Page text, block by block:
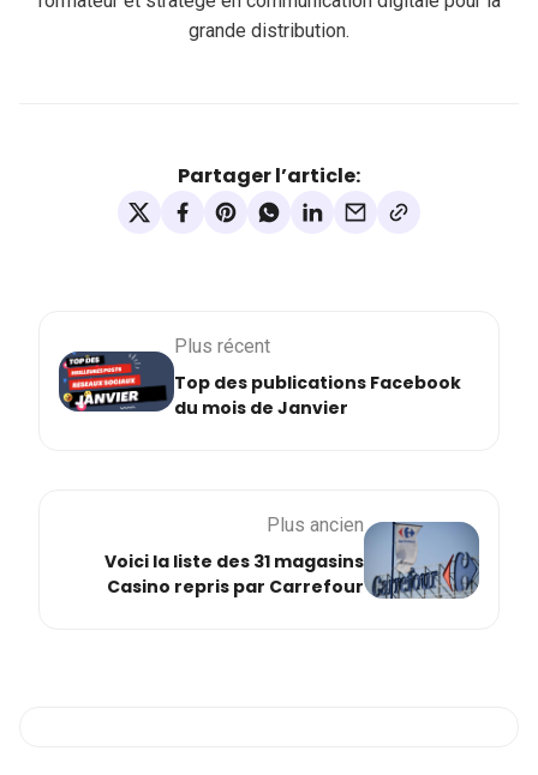
grande distribution.
Partager l’article:
Plus récent
Top des publications Facebook
du mois de Janvier
Plus ancien
Voici la liste des 31 magasins
Casino repris par Carrefour